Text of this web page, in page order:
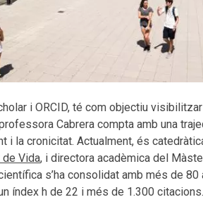
i ORCID, té com objectiu
Cabrera compta amb una
i la cronicitat. Actualment, és
de Vida, i directora acadèmica del
s’ha consolidat amb més de
índex h de 22 i més de 1.300 citacions.